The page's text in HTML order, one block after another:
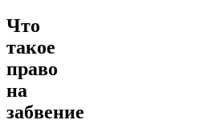
Что
такое
право
на
забвение